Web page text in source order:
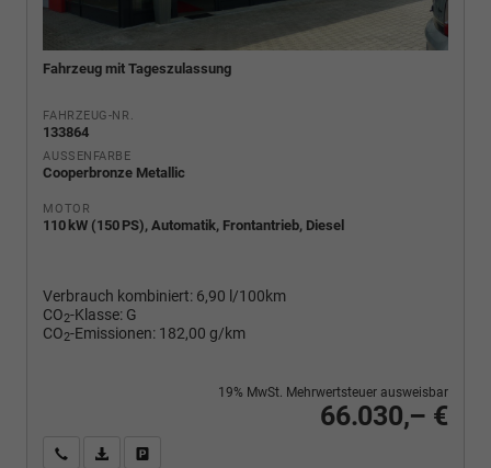
Fahrzeug mit Tageszulassung
FAHRZEUG-NR.
133864
AUSSENFARBE
Cooperbronze Metallic
MOTOR
110 kW (150 PS), Automatik, Frontantrieb, Diesel
Verbrauch kombiniert: 6,90 l/100km
CO2-Klasse: G
CO2-Emissionen: 182,00 g/km
66.030,– €
19% MwSt. Mehrwertsteuer ausweisbar
Wir rufen Sie anPDF-Fahrzeugexposé drucken